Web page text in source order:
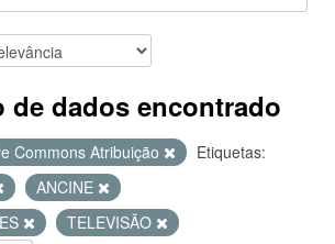
de dados encontrado
Commons Atribuição
Etiquetas:
ANCINE
TELEVISÃO